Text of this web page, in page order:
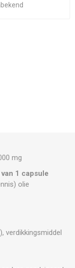
mg
1 capsule
olie
verdikkingsmiddel